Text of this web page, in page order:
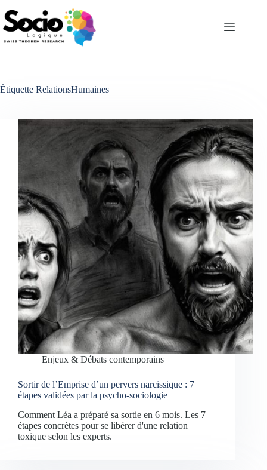
au
contenu
Étiquette RelationsHumaines
Enjeux & Débats contemporains
Sortir de l’Emprise d’un pervers narcissique : 7
étapes validées par la psycho-sociologie
Comment Léa a préparé sa sortie en 6 mois. Les 7
étapes concrètes pour se libérer d'une relation
toxique selon les experts.